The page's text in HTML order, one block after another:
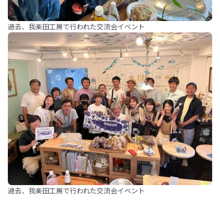
過去、我楽田工房で行われた交流会イベント
過去、我楽田工房で行われた交流会イベント